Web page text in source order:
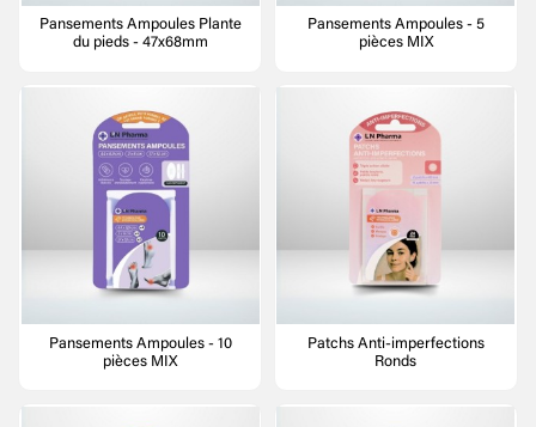
Pansements Ampoules Plante
du pieds - 47x68mm
Pansements Ampoules - 5
pièces MIX
Pansements Ampoules - 10
pièces MIX
Patchs Anti-imperfections
Ronds